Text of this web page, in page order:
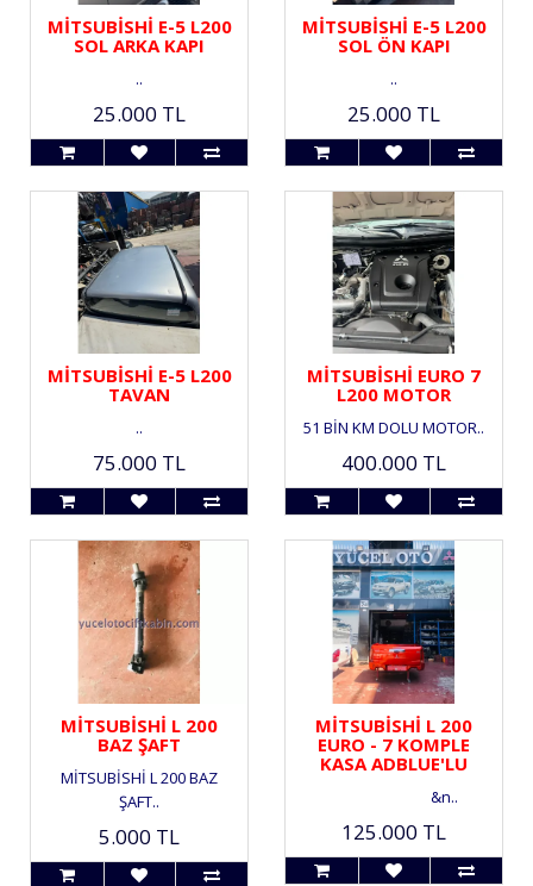
MİTSUBİSHİ E-5 L200
SOL ARKA KAPI
..
25.000 TL
MİTSUBİSHİ E-5 L200
SOL ÖN KAPI
..
25.000 TL
MİTSUBİSHİ E-5 L200
TAVAN
..
75.000 TL
MİTSUBİSHİ EURO 7
L200 MOTOR
51 BİN KM DOLU MOTOR..
400.000 TL
MİTSUBİSHİ L 200
BAZ ŞAFT
MİTSUBİSHİ L 200 BAZ
ŞAFT..
5.000 TL
MİTSUBİSHİ L 200
EURO - 7 KOMPLE
KASA ADBLUE'LU
&n..
125.000 TL